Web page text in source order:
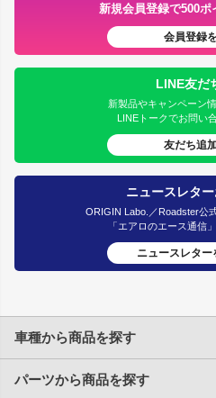
新規会員登録で500ポ
会員登録
LINE友だ
新製品やキャンペーン
LINEトークでお問い
友だち追
ニュースレタ
ORIGIN Labo.／Roadster公
「エアロのエース通信
ニュースレター
車種から商品を探す
トヨタ
パーツから商品を探す